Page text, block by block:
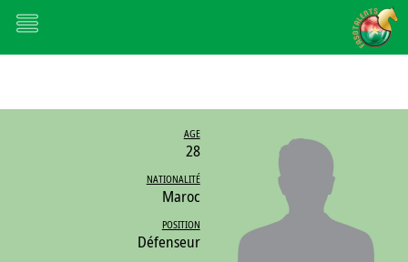
AGE
28
NATIONALITÉ
Maroc
POSITION
Défenseur